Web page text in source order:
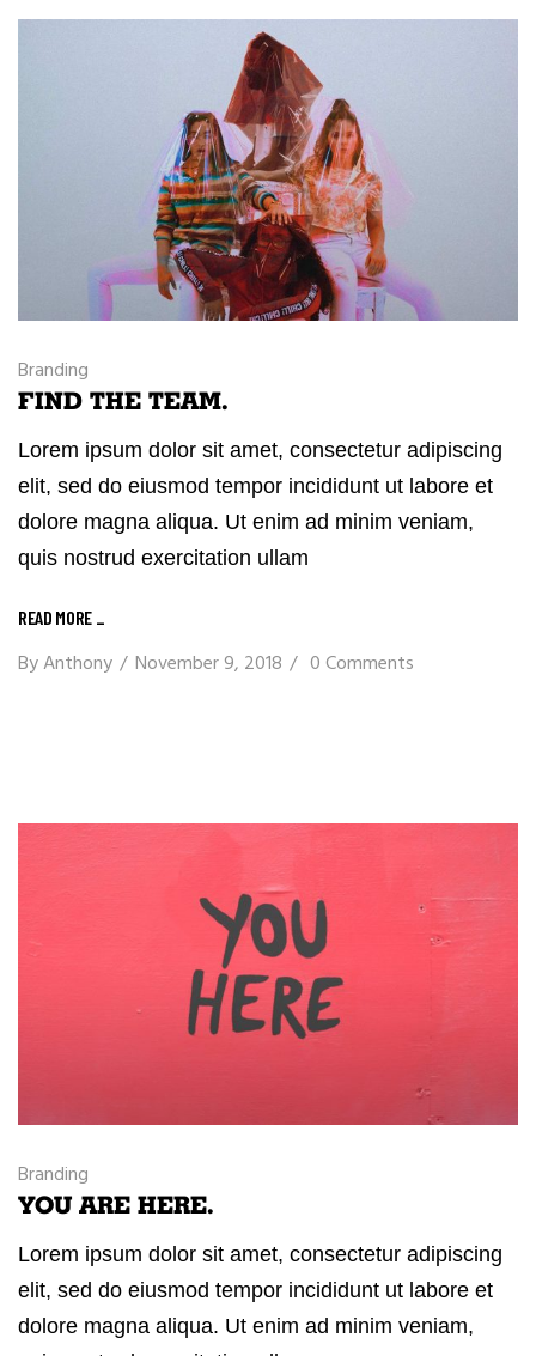
Branding
FIND THE TEAM.
Lorem ipsum dolor sit amet, consectetur adipiscing
elit, sed do eiusmod tempor incididunt ut labore et
dolore magna aliqua. Ut enim ad minim veniam,
quis nostrud exercitation ullam
READ MORE _
ByAnthony November 9, 2018 0 Comments
Branding
YOU ARE HERE.
Lorem ipsum dolor sit amet, consectetur adipiscing
elit, sed do eiusmod tempor incididunt ut labore et
dolore magna aliqua. Ut enim ad minim veniam,